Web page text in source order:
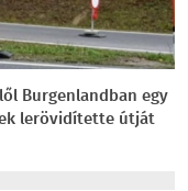
Burgenlandban egy
lerövidítette útját